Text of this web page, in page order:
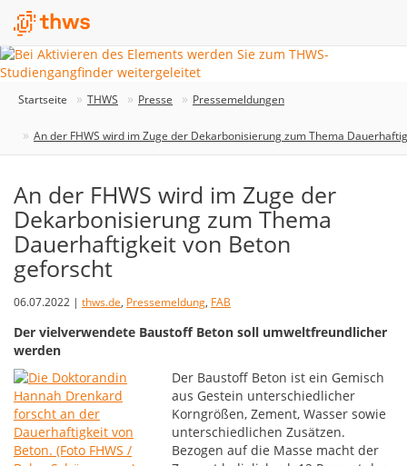
Startseite THWS Presse Pressemeldungen
An der FHWS wird im Zuge der Dekarbonisierung zum Thema
An der FHWS wird im Zuge der
Dekarbonisierung zum Thema
Dauerhaftigkeit von Beton
geforscht
06.07.2022 | thws.de, Pressemeldung, FAB
Der vielverwendete Baustoff Beton soll umweltfreundlicher
werden
Der Baustoff Beton ist ein Gemisch
aus Gestein unterschiedlicher
Korngrößen, Zement, Wasser sowie
unterschiedlichen Zusätzen.
Bezogen auf die Masse macht der